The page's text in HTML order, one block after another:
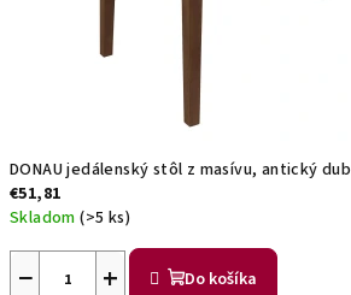
DONAU jedálenský stôl z masívu, antický dub
€51,81
Skladom(>5 ks)
+
− Do košíka